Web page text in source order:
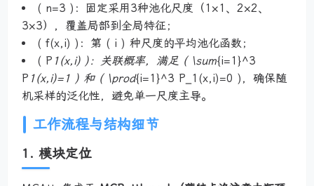
( n=3 )：固定采用3种池化尺度（1×1、2×2、
3×3），覆盖局部到全局特征；
( f(x,i) )：第 ( i ) 种尺度的平均池化函数；
( P 1(x,i) )：关联概率，满足 ( \sum{i=1}^3
P 1(x,i)=1 ) 和 ( \prod{i=1}^3 P_1(x,i)=0 )，确保随
机采样的泛化性，避免单一尺度主导。
工作流程与结构细节
1. 模块定位